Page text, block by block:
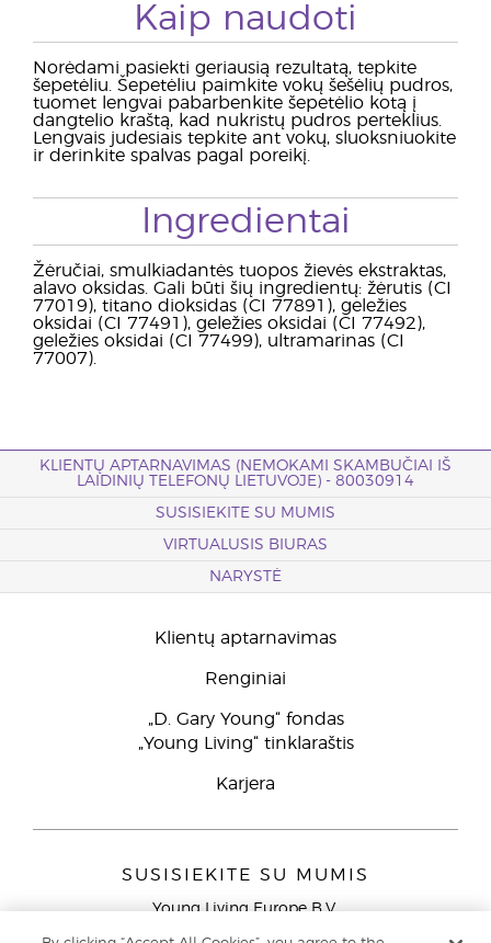
Kaip naudoti
Norėdami pasiekti geriausią rezultatą, tepkite
šepetėliu. Šepetėliu paimkite vokų šešėlių pudros,
tuomet lengvai pabarbenkite šepetėlio kotą į
dangtelio kraštą, kad nukristų pudros perteklius.
Lengvais judesiais tepkite ant vokų, sluoksniuokite
ir derinkite spalvas pagal poreikį.
Ingredientai
Žėručiai, smulkiadantės tuopos žievės ekstraktas,
alavo oksidas. Gali būti šių ingredientų: žėrutis (CI
77019), titano dioksidas (CI 77891), geležies
oksidai (CI 77491), geležies oksidai (CI 77492),
geležies oksidai (CI 77499), ultramarinas (CI
77007).
KLIENTŲ APTARNAVIMAS (NEMOKAMI SKAMBUČIAI IŠ
LAIDINIŲ TELEFONŲ LIETUVOJE) - 80030914
SUSISIEKITE SU MUMIS
VIRTUALUSIS BIURAS
NARYSTĖ
Klientų aptarnavimas
Renginiai
„D. Gary Young“ fondas
„Young Living“ tinklaraštis
Karjera
SUSISIEKITE SU MUMIS
Young Living Europe B.V.